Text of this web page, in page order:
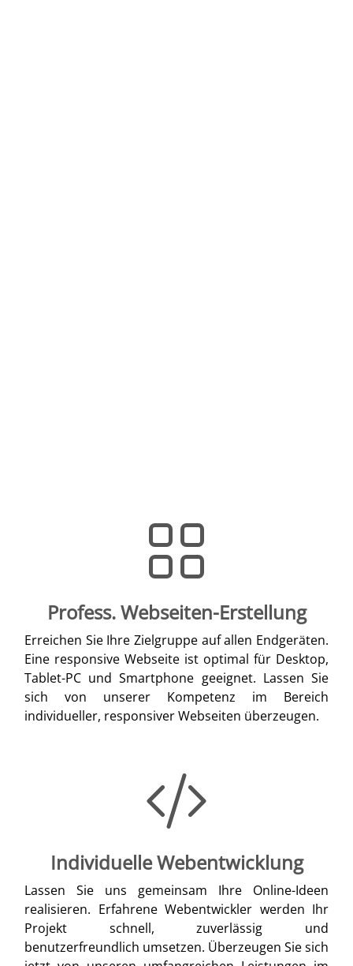
Profess. Webseiten-Erstellung
Erreichen Sie Ihre Zielgruppe auf allen Endgeräten.
Eine responsive Webseite ist optimal für Desktop,
Tablet-PC und Smartphone geeignet. Lassen Sie
sich von unserer Kompetenz im Bereich
individueller, responsiver Webseiten überzeugen.
Individuelle Webentwicklung
Lassen Sie uns gemeinsam Ihre Online-Ideen
realisieren. Erfahrene Webentwickler werden Ihr
Projekt schnell, zuverlässig und
benutzerfreundlich umsetzen. Überzeugen Sie sich